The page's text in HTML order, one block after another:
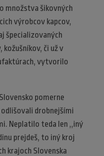
množstva šikovných
výrobcov kapcov,
špecializovaných
či už v
vytvorilo
pomerne
odlišovali drobnejšími
Neplatilo teda len ,,iný
prejdeš, to iný kroj
krajoch Slovenska